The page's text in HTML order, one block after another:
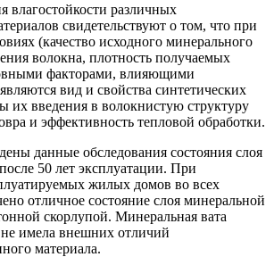
влагостойкости различных
свидетельствуют о том, что при
(качество исходного минерального
волокна, плотность получаемых
факторами, влияющими
вид и свойства синтетических
их введения в волокнистую структуру
и эффективность тепловой обработки.
данные обследования состояния слоя
50 лет эксплуатации. При
жилых домов во всех
отличное состояние слоя минеральной
скорлупой. Минеральная вата
не имела внешних отличий
материала.